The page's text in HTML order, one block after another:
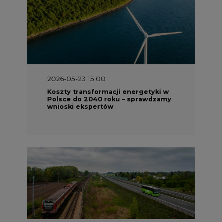
2026-05-23 15:00
Koszty transformacji energetyki w
Polsce do 2040 roku – sprawdzamy
wnioski ekspertów